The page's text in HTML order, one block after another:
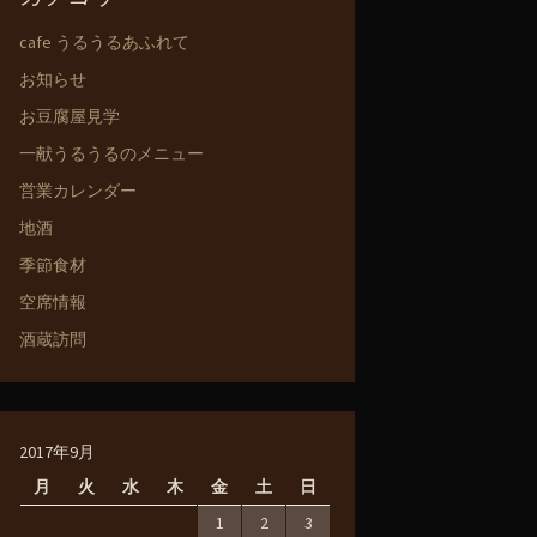
cafe うるうるあふれて
お知らせ
お豆腐屋見学
一献うるうるのメニュー
営業カレンダー
地酒
季節食材
空席情報
酒蔵訪問
2017年9月
月
火 水 木 金 土 日
1 2
3